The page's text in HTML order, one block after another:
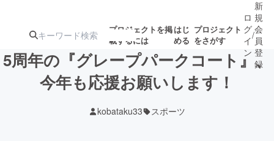
プロジェクトを掲
載するには
はじ
める
プロジェクト
をさがす
ジェクト
ロジェクト
ロ
グ
イ
ン
/
新
規
会
員
登
録
5周年の『グレープパークコート』、
今年も応援お願いします！
kobataku33 スポーツ